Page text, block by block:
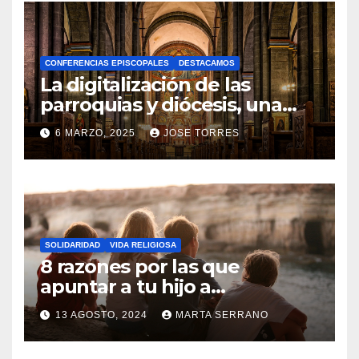
H
A
Y
C
O
M
N
T
A
R
I
O
S
CONFERENCIAS EPISCOPALES DESTACAMOS
La digitalización de las
parroquias y diócesis, una
realidad ya para el futuro de
la Iglesia
6 MARZO, 2025 JOSE TORRES
N
H
A
Y
SOLIDARIDAD VIDA RELIGIOSA
8 razones por las que
apuntar a tu hijo a
Catequesis
13 AGOSTO, 2024 MARTA SERRANO